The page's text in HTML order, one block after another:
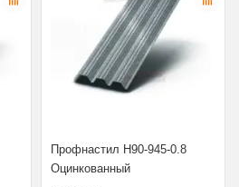
Профнастил Н90-945-0.8
Оцинкованный